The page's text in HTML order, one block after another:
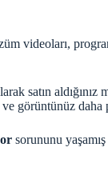
videoları,
aldığınız
görüntünüz
sorununu